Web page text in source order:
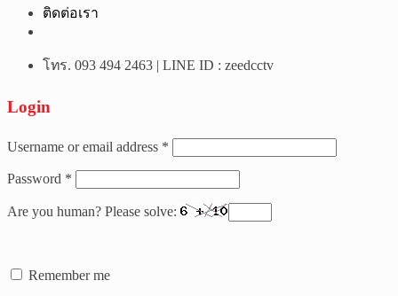
ติดต่อเรา
โทร. 093 494 2463 | LINE ID : zeedcctv
Login
Username or email address *
Password *
Are you human? Please solve:
Remember me